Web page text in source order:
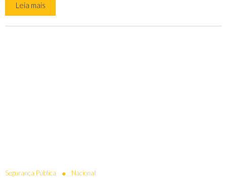
Leia mais
Segurança Pública Nacional